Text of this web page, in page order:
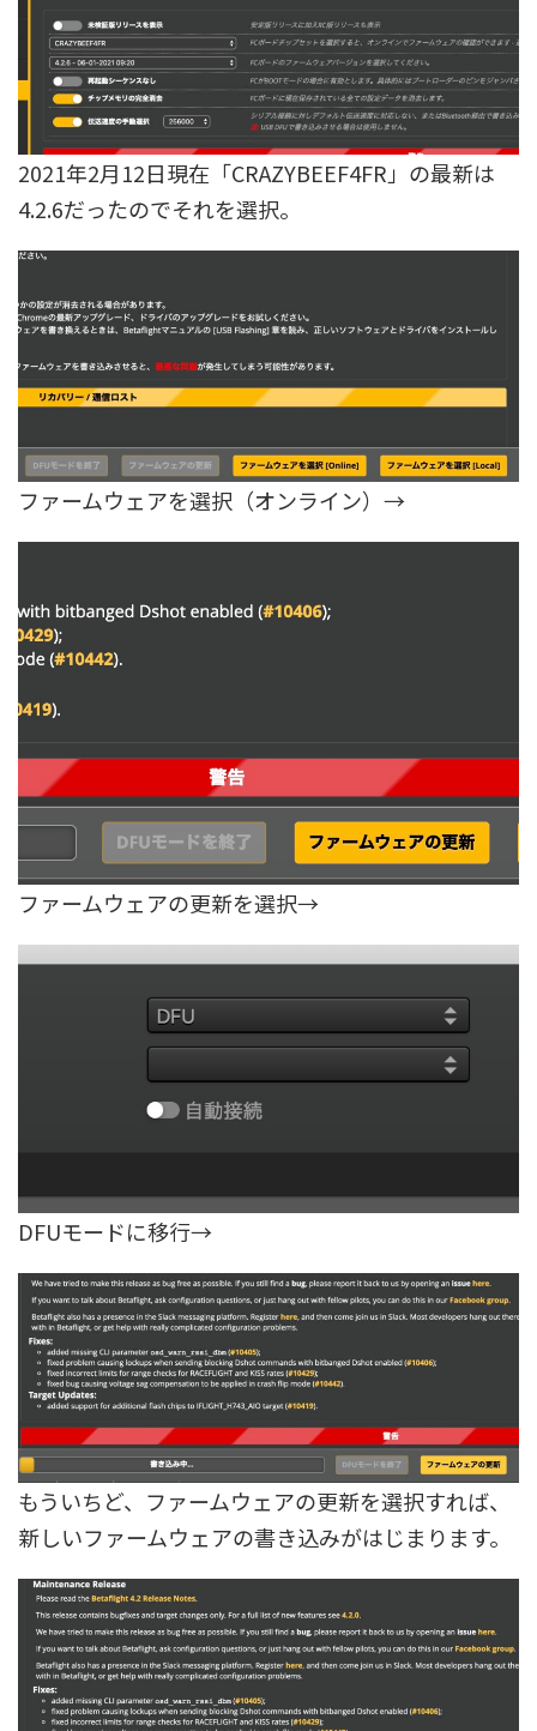
2021年2月12日現在「CRAZYBEEF4FR」の最新は
4.2.6だったのでそれを選択。
ファームウェアを選択（オンライン）→
ファームウェアの更新を選択→
DFUモードに移行→
もういちど、ファームウェアの更新を選択すれば、
新しいファームウェアの書き込みがはじまります。